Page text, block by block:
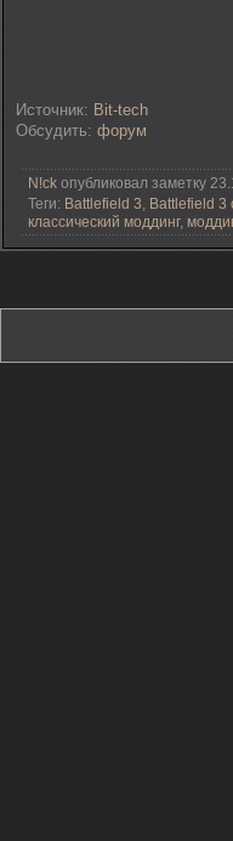
Источник: Bit-tech
Обсудить: форум
N!ck опубликовал заметку
Теги: Battlefield 3, Battlefield 3
классический моддинг,